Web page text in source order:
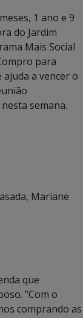
1 ano e 9
do Jardim
Mais Social
para
ajuda a vencer o
semana.
Mariane
que
“Com o
comprando as